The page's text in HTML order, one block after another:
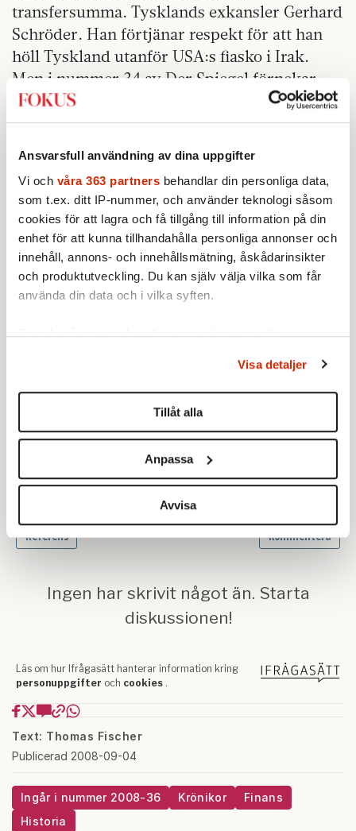
Ansvarsfull användning av dina uppgifter
Vi och våra 363 partners behandlar din personliga data,
som t.ex. ditt IP-nummer, och använder teknologi såsom
cookies för att lagra och få tillgång till information på din
enhet för att kunna tillhandahålla personliga annonser och
innehåll, annons- och innehållsmätning, åskådarinsikter
och produktutveckling. Du kan själv välja vilka som får
använda din data och i vilka syften.
Ta reda på mer om hur dina personliga uppgifter
Du kan ändra eller dra tillbaka ditt samtycke när som
helst från cookie-förklaringen.
Vi använder enhetsidentifierare för att anpassa innehållet
för sociala medier och analysera vår trafik. Vi
vidarebefordrar även sådana identifierare och annan
information från din enhet till de sociala medier och
annons- och analysföretag som vi samarbetar med.
Dessa kan i sin tur kombinera informationen med annan
Om du vill läsa mer om hur vi hanterar personuppgifter
här.
Visa detaljer
Tillåt alla
Anpassa
Avvisa
transfersumma. Tysklands exkansler Gerhard
Schröder. Han förtjänar respekt för att han
höll Tyskland utanför USA:s fiasko i Irak.
Men i nummer 34 av Der Spiegel förnekar
han att han numera är anställd av ryska
gasjätten Gazprom. Nonsens! I det
de en gång svenska städerna Wiborg och
Greifswald och där han är ordförande är
Putin ryttare och Schröder häst. Schröder
beskriver Putin som en »absolut felfri«
(»lupenreiner«) demokrat. Där ser man vad
lite »drin« kan åstadkomma!
Text: Thomas Fischer
Publicerad 2008-09-04
Ingår i nummer 2008-36 Krönikor
Finans
Historia